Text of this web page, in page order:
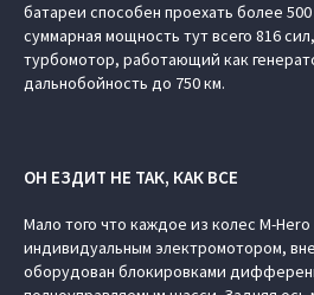
батареи способен проехать более
суммарная мощность тут всего 816
турбомотор, работающий как
дальнобойность до 750 км.
ОН ЕЗДИТ НЕ ТАК, КАК ВСЕ
Мало того что каждое из колес M-
индивидуальным электромотором,
оборудован блокировками